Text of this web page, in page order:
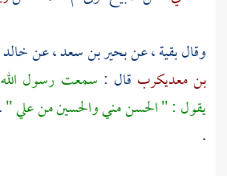
وقالبقية، عنبحير بن سعد، عن
بن معديكرب قال : سمعت رسول
يقول : "الحسنمنيوالحسينمنعلي"
.